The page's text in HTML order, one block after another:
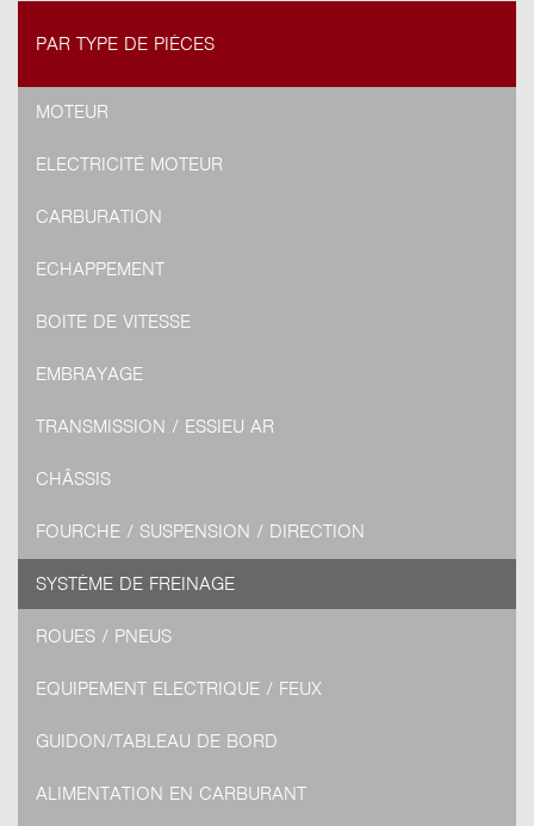
PAR TYPE DE PIÈCES
MOTEUR
ELECTRICITÉ MOTEUR
CARBURATION
ECHAPPEMENT
BOITE DE VITESSE
EMBRAYAGE
TRANSMISSION / ESSIEU AR
CHÂSSIS
FOURCHE / SUSPENSION / DIRECTION
SYSTÈME DE FREINAGE
ROUES / PNEUS
EQUIPEMENT ELECTRIQUE / FEUX
GUIDON/TABLEAU DE BORD
ALIMENTATION EN CARBURANT